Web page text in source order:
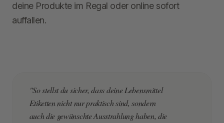
deine Produkte im Regal oder online sofort
auffallen.
"So stellst du sicher, dass deine Lebensmittel
Etiketten nicht nur praktisch sind, sondern
auch die gewünschte Ausstrahlung haben, die